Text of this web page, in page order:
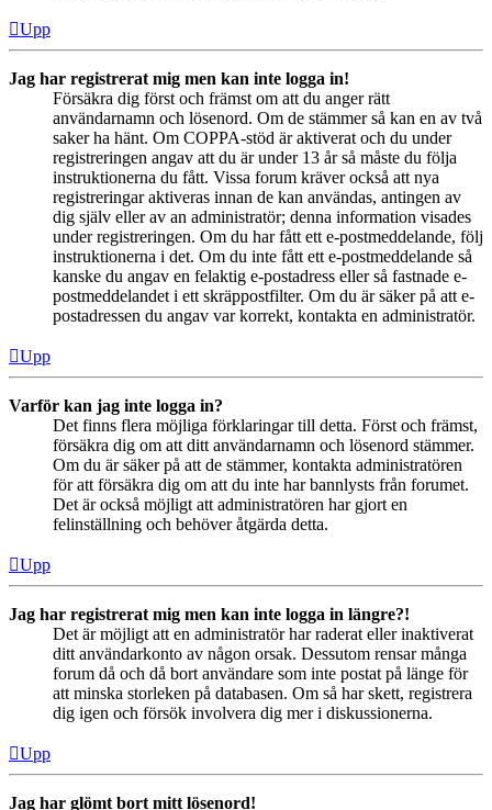
Upp
Jag har registrerat mig men kan inte logga in!
Försäkra dig först och främst om att du anger rätt
användarnamn och lösenord. Om de stämmer så kan en av två
saker ha hänt. Om COPPA-stöd är aktiverat och du under
registreringen angav att du är under 13 år så måste du följa
instruktionerna du fått. Vissa forum kräver också att nya
registreringar aktiveras innan de kan användas, antingen av
dig själv eller av an administratör; denna information visades
under registreringen. Om du har fått ett e-postmeddelande, följ
instruktionerna i det. Om du inte fått ett e-postmeddelande så
kanske du angav en felaktig e-postadress eller så fastnade e-
postmeddelandet i ett skräppostfilter. Om du är säker på att e-
postadressen du angav var korrekt, kontakta en administratör.
Upp
Varför kan jag inte logga in?
Det finns flera möjliga förklaringar till detta. Först och främst,
försäkra dig om att ditt användarnamn och lösenord stämmer.
Om du är säker på att de stämmer, kontakta administratören
för att försäkra dig om att du inte har bannlysts från forumet.
Det är också möjligt att administratören har gjort en
felinställning och behöver åtgärda detta.
Upp
Jag har registrerat mig men kan inte logga in längre?!
Det är möjligt att en administratör har raderat eller inaktiverat
ditt användarkonto av någon orsak. Dessutom rensar många
forum då och då bort användare som inte postat på länge för
att minska storleken på databasen. Om så har skett, registrera
dig igen och försök involvera dig mer i diskussionerna.
Upp
Jag har glömt bort mitt lösenord!